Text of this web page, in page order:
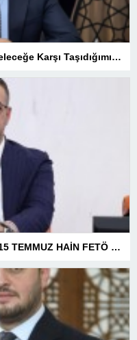
Fetih Ahmet Biçer: 15 Temmuz, Geleceğe Karşı Taşıdığımız Sorumluluğu Hatırlatan Bir Milattır
MHP Elazığ Milletvekili IŞ IKVER: 15 TEMMUZ HAİN FETÖ KALKIŞMASI TÜRKİYE’Yİ İŞGAL GİRİŞİMİDİR